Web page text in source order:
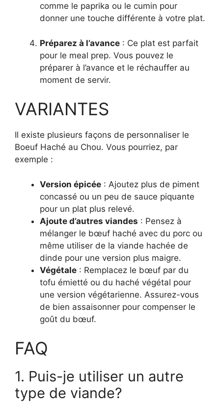
comme le paprika ou le cumin pour
donner une touche différente à votre plat.
Préparez à l’avance : Ce plat est parfait
pour le meal prep. Vous pouvez le
préparer à l’avance et le réchauffer au
moment de servir.
VARIANTES
Il existe plusieurs façons de personnaliser le
Boeuf Haché au Chou. Vous pourriez, par
exemple :
Version épicée : Ajoutez plus de piment
concassé ou un peu de sauce piquante
pour un plat plus relevé.
Ajoute d’autres viandes : Pensez à
mélanger le bœuf haché avec du porc ou
même utiliser de la viande hachée de
dinde pour une version plus maigre.
Végétale : Remplacez le bœuf par du
tofu émietté ou du haché végétal pour
une version végétarienne. Assurez-vous
de bien assaisonner pour compenser le
goût du bœuf.
FAQ
1. Puis-je utiliser un autre
type de viande?